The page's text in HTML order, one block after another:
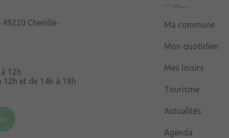
49220 Chenillé-
12h
12h et de 14h à 18h
Ma commune
Mon quotidien
Mes loisirs
Tourisme
Actualités
Agenda